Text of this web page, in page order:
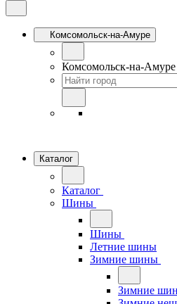
Комсомольск-на-Амуре
Комсомольск-на-Амуре
Каталог
Каталог
Шины
Шины
Летние шины
Зимние шины
Зимние